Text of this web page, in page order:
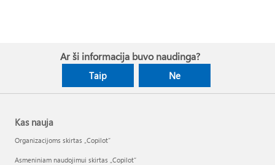
Ar ši informacija buvo naudinga?
Taip Ne
Kas nauja
Organizacijoms skirtas „Copilot“
Asmeniniam naudojimui skirtas „Copilot“